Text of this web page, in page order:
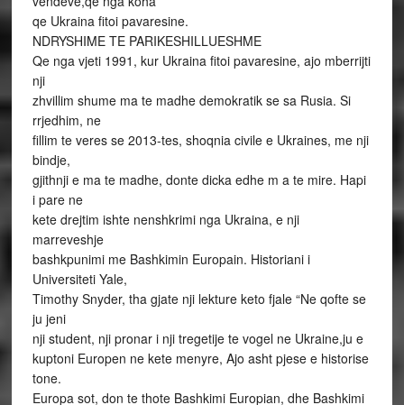
qe Ukraina fitoi pavaresine.
NDRYSHIME TE PARIKESHILLUESHME
Qe nga vjeti 1991, kur Ukraina fitoi pavaresine, ajo mberrijti
nji
zhvillim shume ma te madhe demokratik se sa Rusia. Si
rrjedhim, ne
fillim te veres se 2013-tes, shoqnia civile e Ukraines, me nji
bindje,
gjithnji e ma te madhe, donte dicka edhe m a te mire. Hapi
i pare ne
kete drejtim ishte nenshkrimi nga Ukraina, e nji
marreveshje
bashkpunimi me Bashkimin Europain. Historiani i
Universiteti Yale,
Timothy Snyder, tha gjate nji lekture keto fjale “Ne qofte se
ju jeni
nji student, nji pronar i nji tregetije te vogel ne Ukraine,ju e
kuptoni Europen ne kete menyre, Ajo asht pjese e historise
tone.
Europa sot, don te thote Bashkimi Europian, dhe Bashkimi